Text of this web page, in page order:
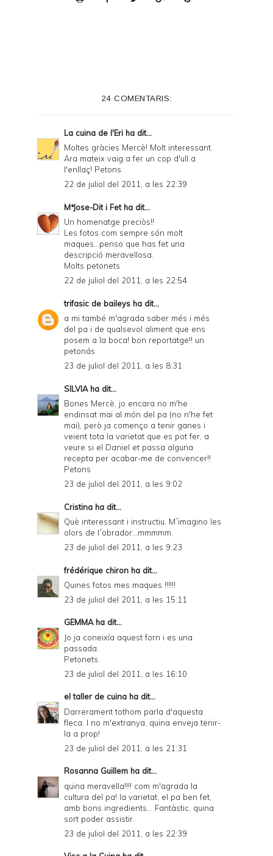
i
e
l
y
a
d
P
D
F
24 COMENTARIS:
La cuina de l'Eri ha dit...
Moltes gràcies Mercè! Molt interessant.
Ara mateix vaig a fer un cop d'ull a
l'enllaç! Petons
22 de juliol del 2011, a les 22:39
MªJose-Dit i Fetha dit...
Un homenatge preciòs!!
Les fotos com sempre són molt
maques...penso que has fet una
descripció meravellosa.
Molts petonets
22 de juliol del 2011, a les 22:54
trifasic de baileys ha dit...
a mi també m'agrada saber més i més
del pa i de qualsevol aliment que ens
posem a la boca! bon reportatge!! un
petonás
23 de juliol del 2011, a les 8:31
SILVIAha dit...
Bones Mercè, jo encara no m'he
endinsat mai al món del pa (no n'he fet
mai), però ja començo a tenir ganes i
veient tota la varietat que es pot fer, a
veure si el Daniel et passa alguna
recepta per acabar-me de convencer!!
Petons
23 de juliol del 2011, a les 9:02
Cristina ha dit...
Què interessant i instructiu. M´imagino les
olors de l´obrador...mmmmm.
23 de juliol del 2011, a les 9:23
frédérique chiron ha dit...
Quines fotos mes maques !!!!!!
23 de juliol del 2011, a les 15:11
GEMMAha dit...
Jo ja coneixía aquest forn i es una
passada.
Petonets.
23 de juliol del 2011, a les 16:10
el taller de cuina ha dit...
Darrerament tothom parla d'aquesta
fleca. I no m'extranya, quina enveja tenir-
la a prop!
23 de juliol del 2011, a les 21:31
Rosanna Guillem ha dit...
quina meravella!!!! com m'agrada la
cultura del pa! la varietat, el pa ben fet,
amb bons ingredients... Fantàstic, quina
sort poder assistir.
23 de juliol del 2011, a les 22:39